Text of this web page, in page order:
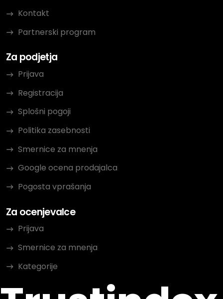
Kontakt
Partnerski program
Za podjetja
Prijava
Registracija
Splošni pogoji
Politika zasebnosti
Smernice za mnenja
Google ocena prodajalca
Pogosta vprašanja
Za ocenjevalce
Prijava
Smernice za mnenja
Kategorije